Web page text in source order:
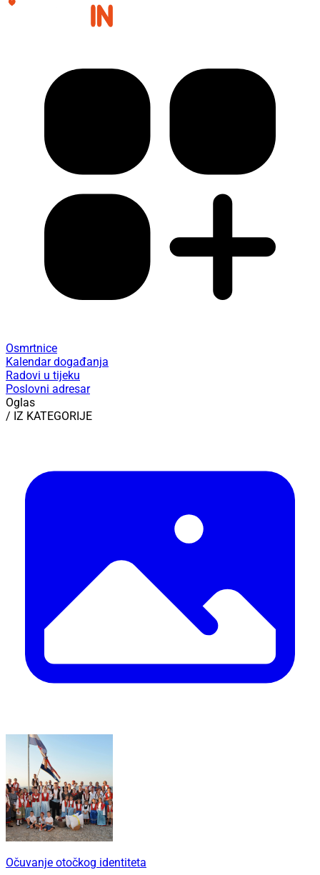
Osmrtnice
Kalendar događanja
Radovi u tijeku
Poslovni adresar
Oglas
/ IZ KATEGORIJE
Očuvanje otočkog identiteta